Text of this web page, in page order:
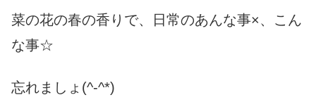
菜の花の春の香りで、日常のあんな事×、こん
な事☆
忘れましょ(^-^*)